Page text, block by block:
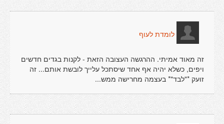
לומדת לעוף
זה מאוד אמיתי. ההרגשה העצובה הזאת - לקנות בגדים חדשים
ויפים, כשלא יהיה אף אחד שיסתכל עלייך לובשת אותם... זה
זועק *"לבד"* בעצמה מחרישה ממש...